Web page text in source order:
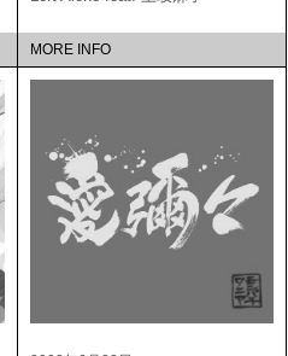
MORE INFO